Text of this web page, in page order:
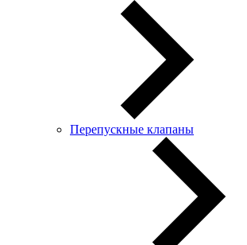
Перепускные клапаны